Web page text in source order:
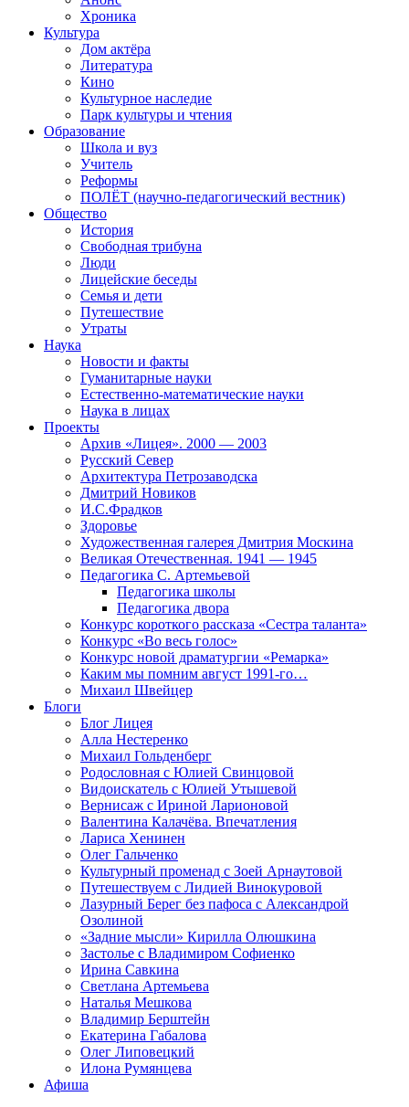
Хроника
Культура
Дом актёра
Литература
Кино
Культурное наследие
Парк культуры и чтения
Образование
Школа и вуз
Учитель
Реформы
ПОЛЁТ (научно-педагогический вестник)
Общество
История
Свободная трибуна
Люди
Лицейские беседы
Семья и дети
Путешествие
Утраты
Наука
Новости и факты
Гуманитарные науки
Естественно-математические науки
Наука в лицах
Проекты
Архив «Лицея». 2000 — 2003
Русский Север
Архитектура Петрозаводска
Дмитрий Новиков
И.С.Фрадков
Здоровье
Художественная галерея Дмитрия Москина
Великая Отечественная. 1941 — 1945
Педагогика С. Артемьевой
Педагогика школы
Педагогика двора
Конкурс короткого рассказа «Сестра таланта»
Конкурс «Во весь голос»
Конкурс новой драматургии «Ремарка»
Каким мы помним август 1991-го…
Михаил Швейцер
Блоги
Блог Лицея
Алла Нестеренко
Михаил Гольденберг
Родословная с Юлией Свинцовой
Видоискатель с Юлией Утышевой
Вернисаж с Ириной Ларионовой
Валентина Калачёва. Впечатления
Лариса Хенинен
Олег Гальченко
Культурный променад с Зоей Арнаутовой
Путешествуем с Лидией Винокуровой
Лазурный Берег без пафоса с Александрой
Озолиной
«Задние мысли» Кирилла Олюшкина
Застолье с Владимиром Софиенко
Ирина Савкина
Светлана Артемьева
Наталья Мешкова
Владимир Берштейн
Екатерина Габалова
Олег Липовецкий
Илона Румянцева
Афиша